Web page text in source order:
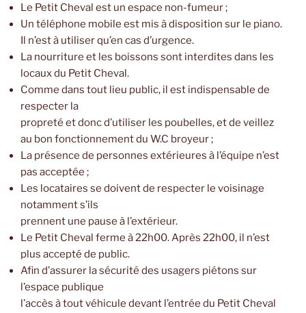
Le Petit Cheval est un espace non-fumeur ;
Un téléphone mobile est mis à disposition sur le piano.
Il n’est à utiliser qu’en cas d’urgence.
La nourriture et les boissons sont interdites dans les
locaux du Petit Cheval.
Comme dans tout lieu public, il est indispensable de
respecter la
propreté et donc d’utiliser les poubelles, et de veillez
au bon fonctionnement du W.C broyeur ;
La présence de personnes extérieures à l’équipe n’est
pas acceptée ;
Les locataires se doivent de respecter le voisinage
notamment s’ils
prennent une pause à l’extérieur.
Le Petit Cheval ferme à 22h00. Après 22h00, il n’est
plus accepté de public.
Afin d’assurer la sécurité des usagers piétons sur
l’espace publique
l’accès à tout véhicule devant l’entrée du Petit Cheval